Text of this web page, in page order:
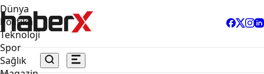
Dünya
Politika
Teknoloji
Spor
Sağlık